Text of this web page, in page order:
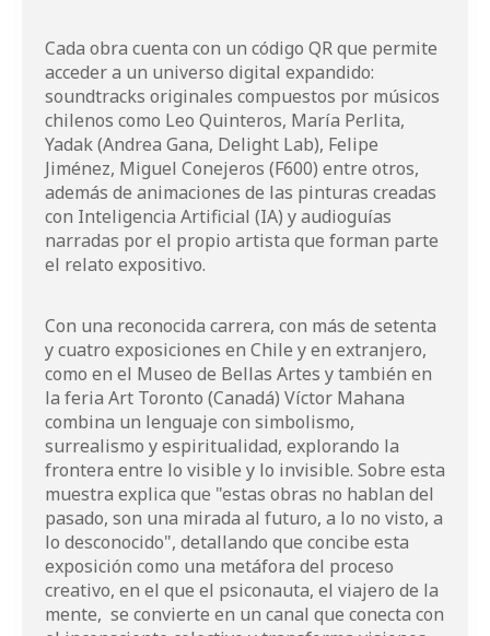
Cada obra cuenta con un código QR que permite
acceder a un universo digital expandido:
soundtracks originales compuestos por músicos
chilenos como Leo Quinteros, María Perlita,
Yadak (Andrea Gana, Delight Lab), Felipe
Jiménez, Miguel Conejeros (F600) entre otros,
además de animaciones de las pinturas creadas
con Inteligencia Artificial (IA) y audioguías
narradas por el propio artista que forman parte
el relato expositivo.
Con una reconocida carrera, con más de setenta
y cuatro exposiciones en Chile y en extranjero,
como en el Museo de Bellas Artes y también en
la feria Art Toronto (Canadá) Víctor Mahana
combina un lenguaje con simbolismo,
surrealismo y espiritualidad, explorando la
frontera entre lo visible y lo invisible. Sobre esta
muestra explica que "estas obras no hablan del
pasado, son una mirada al futuro, a lo no visto, a
lo desconocido", detallando que concibe esta
exposición como una metáfora del proceso
creativo, en el que el psiconauta, el viajero de la
mente, se convierte en un canal que conecta con